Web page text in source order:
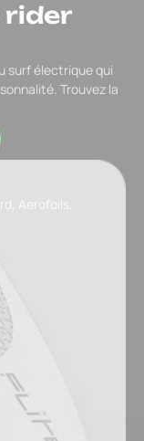
rider
surf électrique qui
Trouvez la
Aerofoils,